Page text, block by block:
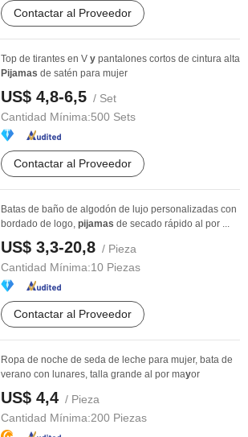
Contactar al Proveedor
Top de tirantes en V y pantalones cortos de cintura alta
Pijamas de satén para mujer
US$ 4,8-6,5 / Set
Cantidad Mínima:500 Sets
Contactar al Proveedor
Batas de baño de algodón de lujo personalizadas con
bordado de logo, pijamas de secado rápido al por ...
US$ 3,3-20,8 / Pieza
Cantidad Mínima:10 Piezas
Contactar al Proveedor
Ropa de noche de seda de leche para mujer, bata de
verano con lunares, talla grande al por mayor
US$ 4,4 / Pieza
Cantidad Mínima:200 Piezas